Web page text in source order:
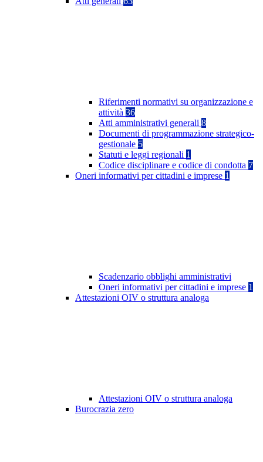
Riferimenti normativi su organizzazione e
attività 36
Atti amministrativi generali 8
Documenti di programmazione strategico-
gestionale 5
Statuti e leggi regionali 1
Codice disciplinare e codice di condotta 7
Oneri informativi per cittadini e imprese 1
Scadenzario obblighi amministrativi
Oneri informativi per cittadini e imprese 1
Attestazioni OIV o struttura analoga
Attestazioni OIV o struttura analoga
Burocrazia zero